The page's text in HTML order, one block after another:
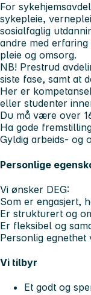
For
sykepleie,
sosialfaglig
andre med
pleie og omsorg.
NB! Prestrud
siste fase, samt at
Her er
eller studenter
Du må være over
Ha gode
Gyldig arbeids- og
Personlige
Vi ønsker DEG:
Som er engasjert,
Er strukturert og
Er fleksibel og
Personlig egnethet
Vi tilbyr
Et godt og